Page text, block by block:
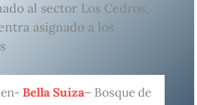
al sector Los Cedros,
asignado a los
Bella Suiza– Bosque de